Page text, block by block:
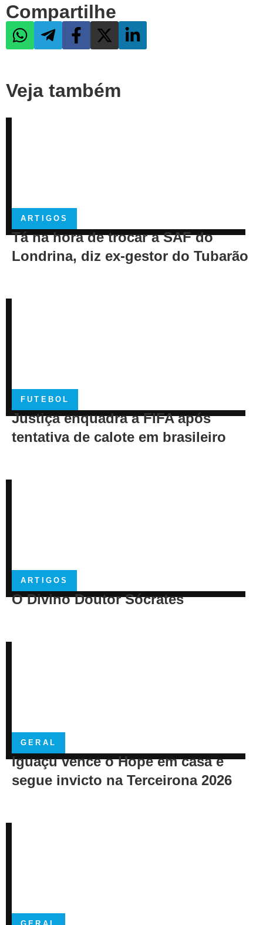
Compartilhe
Veja também
ARTIGOS
Tá na hora de trocar a SAF do
Londrina, diz ex-gestor do Tubarão
FUTEBOL
Justiça enquadra a FIFA após
tentativa de calote em brasileiro
ARTIGOS
O Divino Doutor Sócrates
GERAL
Iguaçu vence o Hope em casa e
segue invicto na Terceirona 2026